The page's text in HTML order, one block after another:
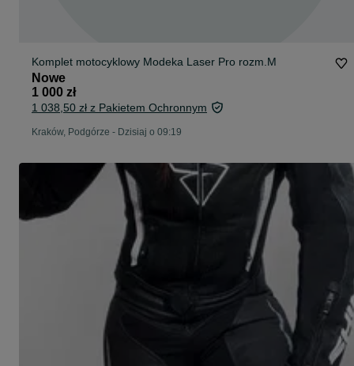
Komplet motocyklowy Modeka Laser Pro rozm.M
Nowe
1 000 zł
1 038,50 zł z Pakietem Ochronnym
Kraków, Podgórze - Dzisiaj o 09:19